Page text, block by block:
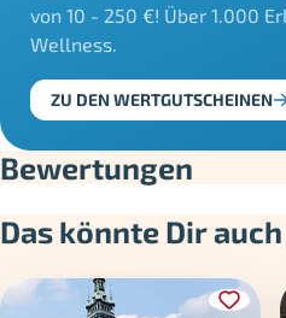
von 10 - 250 €! Über 1.000
Wellness.
ZU DEN WERTGUTSCHEINEN
Bewertungen
Das könnte Dir